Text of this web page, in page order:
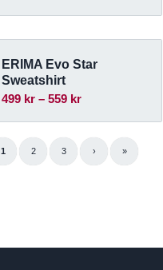
ERIMA Evo Star
Sweatshirt
499 kr – 559 krPrisintervall:
till
559 kr
1 2 3 › »